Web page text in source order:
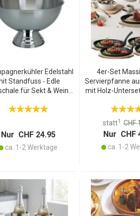
Edelstahl
Standfuss - Edle
für Sekt & Wein -
Abende - Hält
Nur CHF 24.95
ca. 1-2 Werktage
4er-Set
Servierpfanne
mit Holz-
bis 230 °C
statt1 CHF
Nur CHF
ca. 1-2